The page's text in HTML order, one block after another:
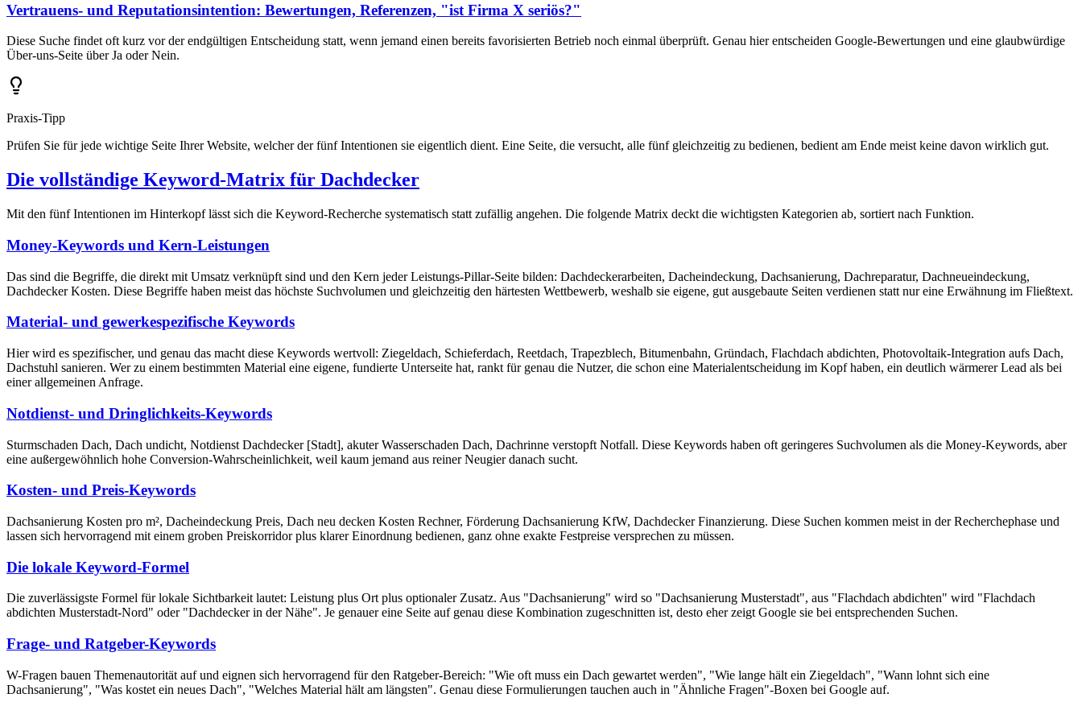
Vertrauens- und Reputationsintention: Bewertungen, Referenzen, "ist Firma X seriös?"
Diese Suche findet oft kurz vor der endgültigen Entscheidung statt, wenn jemand einen bereits favorisierten Betrieb noch einmal überprüft. Genau hier entscheiden Google-Bewertungen und eine glaubwürdige
Über-uns-Seite über Ja oder Nein.
Praxis-Tipp
Prüfen Sie für jede wichtige Seite Ihrer Website, welcher der fünf Intentionen sie eigentlich dient. Eine Seite, die versucht, alle fünf gleichzeitig zu bedienen, bedient am Ende meist keine davon wirklich gut.
Die vollständige Keyword-Matrix für Dachdecker
Mit den fünf Intentionen im Hinterkopf lässt sich die Keyword-Recherche systematisch statt zufällig angehen. Die folgende Matrix deckt die wichtigsten Kategorien ab, sortiert nach Funktion.
Money-Keywords und Kern-Leistungen
Das sind die Begriffe, die direkt mit Umsatz verknüpft sind und den Kern jeder Leistungs-Pillar-Seite bilden: Dachdeckerarbeiten, Dacheindeckung, Dachsanierung, Dachreparatur, Dachneueindeckung,
Dachdecker Kosten. Diese Begriffe haben meist das höchste Suchvolumen und gleichzeitig den härtesten Wettbewerb, weshalb sie eigene, gut ausgebaute Seiten verdienen statt nur eine Erwähnung im Fließtext.
Material- und gewerkespezifische Keywords
Hier wird es spezifischer, und genau das macht diese Keywords wertvoll: Ziegeldach, Schieferdach, Reetdach, Trapezblech, Bitumenbahn, Gründach, Flachdach abdichten, Photovoltaik-Integration aufs Dach,
Dachstuhl sanieren. Wer zu einem bestimmten Material eine eigene, fundierte Unterseite hat, rankt für genau die Nutzer, die schon eine Materialentscheidung im Kopf haben, ein deutlich wärmerer Lead als bei
einer allgemeinen Anfrage.
Notdienst- und Dringlichkeits-Keywords
Sturmschaden Dach, Dach undicht, Notdienst Dachdecker [Stadt], akuter Wasserschaden Dach, Dachrinne verstopft Notfall. Diese Keywords haben oft geringeres Suchvolumen als die Money-Keywords, aber
eine außergewöhnlich hohe Conversion-Wahrscheinlichkeit, weil kaum jemand aus reiner Neugier danach sucht.
Kosten- und Preis-Keywords
Dachsanierung Kosten pro m², Dacheindeckung Preis, Dach neu decken Kosten Rechner, Förderung Dachsanierung KfW, Dachdecker Finanzierung. Diese Suchen kommen meist in der Recherchephase und
lassen sich hervorragend mit einem groben Preiskorridor plus klarer Einordnung bedienen, ganz ohne exakte Festpreise versprechen zu müssen.
Die lokale Keyword-Formel
Die zuverlässigste Formel für lokale Sichtbarkeit lautet: Leistung plus Ort plus optionaler Zusatz. Aus "Dachsanierung" wird so "Dachsanierung Musterstadt", aus "Flachdach abdichten" wird "Flachdach
abdichten Musterstadt-Nord" oder "Dachdecker in der Nähe". Je genauer eine Seite auf genau diese Kombination zugeschnitten ist, desto eher zeigt Google sie bei entsprechenden Suchen.
Frage- und Ratgeber-Keywords
W-Fragen bauen Themenautorität auf und eignen sich hervorragend für den Ratgeber-Bereich: "Wie oft muss ein Dach gewartet werden", "Wie lange hält ein Ziegeldach", "Wann lohnt sich eine
Dachsanierung", "Was kostet ein neues Dach", "Welches Material hält am längsten". Genau diese Formulierungen tauchen auch in "Ähnliche Fragen"-Boxen bei Google auf.